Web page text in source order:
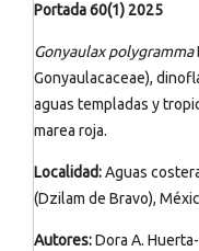
Portada 60(1) 2025
Gonyaulax polygramma
Gonyaulacaceae),
aguas templadas y
marea roja.
Localidad:Aguas
(Dzilam de Bravo),
Autores:Dora A.